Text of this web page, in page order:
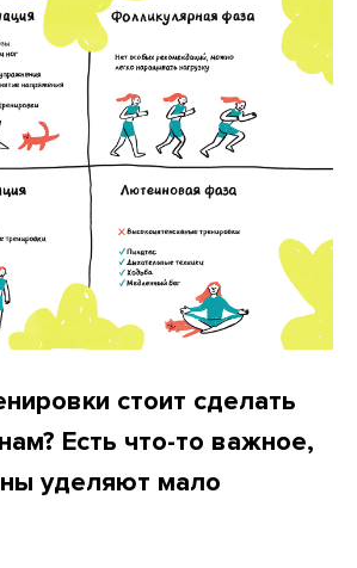
стоит сделать
Есть что-то важное,
уделяют мало